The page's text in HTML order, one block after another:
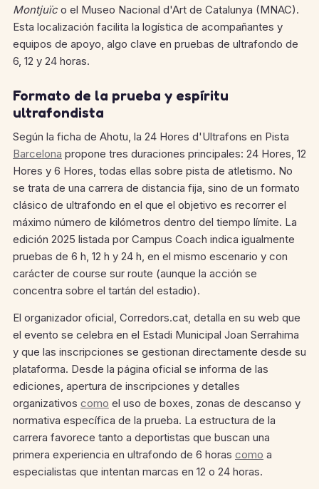
Montjuïco el Museo Nacional d'Art de Catalunya (MNAC).
Esta localización facilita la logística de acompañantes y
equipos de apoyo, algo clave en pruebas de ultrafondo de
6, 12 y 24 horas.
Formato de la prueba y espíritu
ultrafondista
Según la ficha de Ahotu, la 24 Hores d'Ultrafons en Pista
Barcelona propone tres duraciones principales: 24 Hores, 12
Hores y 6 Hores, todas ellas sobre pista de atletismo. No
se trata de una carrera de distancia fija, sino de un formato
clásico de ultrafondo en el que el objetivo es recorrer el
máximo número de kilómetros dentro del tiempo límite. La
edición 2025 listada por Campus Coach indica igualmente
pruebas de 6 h, 12 h y 24 h, en el mismo escenario y con
carácter de course sur route (aunque la acción se
concentra sobre el tartán del estadio).
El organizador oficial, Corredors.cat, detalla en su web que
el evento se celebra en el Estadi Municipal Joan Serrahima
y que las inscripciones se gestionan directamente desde su
plataforma. Desde la página oficial se informa de las
ediciones, apertura de inscripciones y detalles
organizativos como el uso de boxes, zonas de descanso y
normativa específica de la prueba. La estructura de la
carrera favorece tanto a deportistas que buscan una
primera experiencia en ultrafondo de 6 horas como a
especialistas que intentan marcas en 12 o 24 horas.